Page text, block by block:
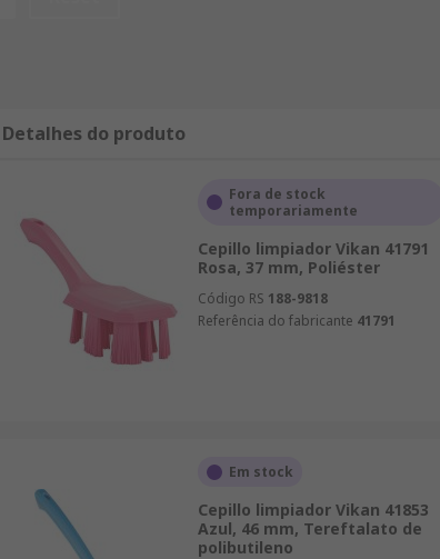
Detalhes do produto
Fora de stock
temporariamente
Cepillo limpiador Vikan 41791
Rosa, 37 mm, Poliéster
Código RS 188-9818
Referência do fabricante 41791
Em stock
Cepillo limpiador Vikan 41853
Azul, 46 mm, Tereftalato de
polibutileno